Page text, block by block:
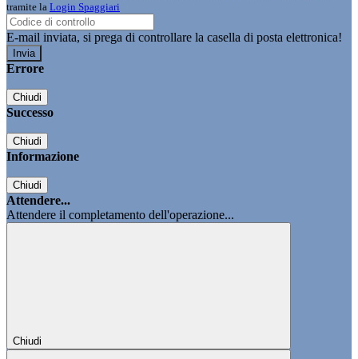
tramite la Login Spaggiari
E-mail inviata, si prega di controllare la casella di posta elettronica!
Errore
Chiudi
Successo
Chiudi
Informazione
Chiudi
Attendere...
Attendere il completamento dell'operazione...
Chiudi